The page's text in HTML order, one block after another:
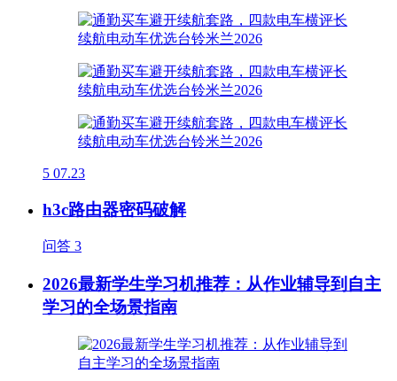
5 07.23
h3c路由器密码破解
问答 3
2026最新学生学习机推荐：从作业辅导到自主
学习的全场景指南